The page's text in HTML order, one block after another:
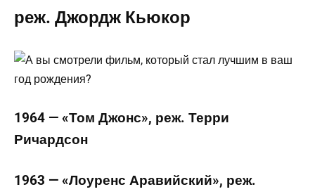
реж. Джордж Кьюкор
1964 — «Том Джонс», реж. Терри
Ричардсон
1963 — «Лоуренс Аравийский», реж.